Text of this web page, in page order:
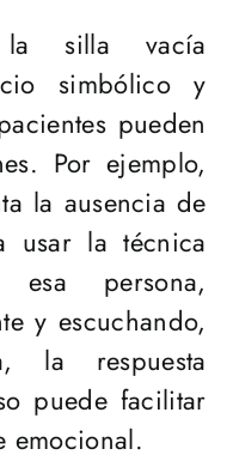
la silla vacía
simbólico y
pueden
Por ejemplo,
la ausencia de
usar la técnica
persona,
y escuchando,
la respuesta
puede facilitar
emocional​​.